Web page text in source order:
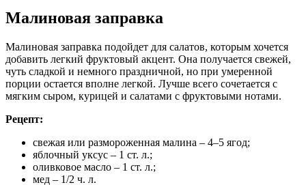
Малиновая заправка
Малиновая заправка подойдет для салатов, которым хочется
добавить легкий фруктовый акцент. Она получается свежей,
чуть сладкой и немного праздничной, но при умеренной
порции остается вполне легкой. Лучше всего сочетается с
мягким сыром, курицей и салатами с фруктовыми нотами.
Рецепт:
свежая или размороженная малина – 4–5 ягод;
яблочный уксус – 1 ст. л.;
оливковое масло – 1 ст. л.;
мед – 1/2 ч. л.